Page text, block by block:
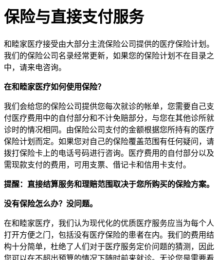
保险与直接支付服务
和睦家医疗接受由大部分主流保险公司提供的医疗保险计划。
我们的保险公司名录经常更新，如果您的保险计划不在目录之
中，请来电咨询。
在和睦家医疗如何使用保险？
我们会给您的保险公司提供您每次就诊的帐单，您需要自己支
付医疗费用中的自付部分和不计免赔部分，与您在其他诊所就
诊时的情况相同。由保险公司支付的金额根据您所持有的医疗
保险计划而定。如果您对自己的保险覆盖范围有任何疑问，请
拨打保险卡上的电话号码进行咨询。医疗费用的自付部分以及
需现款支付的费用，可用支票、借记卡和信用卡支付。
提醒：直接结算服务和理赔范围取决于您所购买的保险方案。
没有保险怎么办？没问题。
在和睦家医疗，我们认为现代化的优质医疗服务应当为每个人
打开方便之门，包括没有医疗保险的患者在内。我们的费用结
构十分简单，杜绝了人们对于医疗服务定价问题的猜测，因此
您可以在不超出预算的情况下随时前来就诊。无论您是需要看